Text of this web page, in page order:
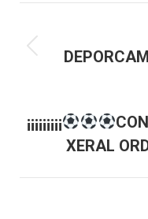
navigation
¡¡¡¡¡¡¡¡¡
XERAL